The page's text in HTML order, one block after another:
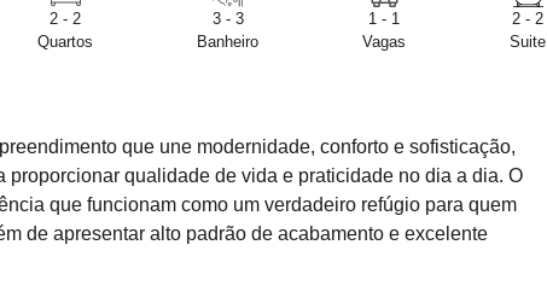
2 - 2
Quartos
3 - 3
Banheiro
1 - 1
Vagas
2 - 2
Suite
que une modernidade, conforto e sofisticação,
proporcionar qualidade de vida e praticidade no dia a dia. O
que funcionam como um verdadeiro refúgio para quem
de apresentar alto padrão de acabamento e excelente